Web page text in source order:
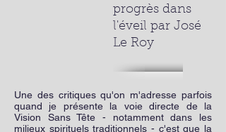
progrès dans
l'éveil par José
Le Roy
Une des critiques qu'on m'adresse parfois
quand je présente la voie directe de la
Vision Sans Tête - notamment dans les
milieux spirituels traditionnels - c'est que la